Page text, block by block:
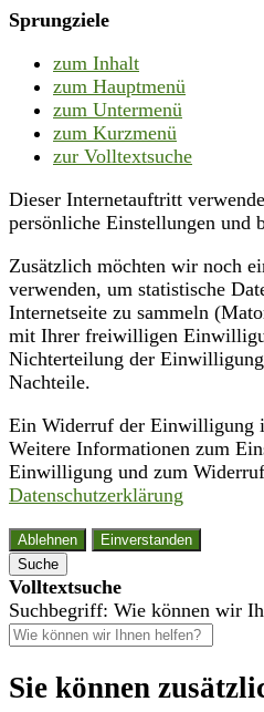
Sprungziele
zum Inhalt
zum Hauptmenü
zum Untermenü
zum Kurzmenü
zur Volltextsuche
Dieser Internetauftritt
persönliche Einstellungen und
Zusätzlich möchten wir noch
verwenden, um statistische
Internetseite zu sammeln
mit Ihrer freiwilligen
Nichterteilung der
Nachteile.
Ein Widerruf der Einwilligung
Weitere Informationen zum
Einwilligung und zum
Datenschutzerklärung
Ablehnen
Einverstanden
Suche
Volltextsuche
Suchbegriff: Wie können wir
Sie können